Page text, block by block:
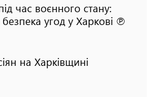
час воєнного стану:
угод у Харкові ℗
на Харківщині